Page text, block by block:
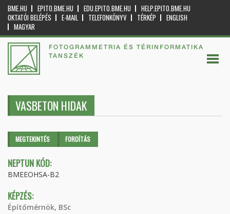
BME.HU EPITO.BME.HU EDU.EPITO.BME.HU
HELP.EPITO.BME.HU
OKTATÓI BELÉPÉS
E-MAIL TELEFONKÖNYV TÉRKÉP
ENGLISH
MAGYAR
FOTOGRAMMETRIA ÉS TÉRINFORMATIKA
TANSZÉK
VASBETON HIDAK
Elsődleges fülek
MEGTEKINTÉS (AKTÍVFORDÍTÁS
NEPTUN KÓD:
BMEEOHSA-B2
KÉPZÉS:
Építőmérnök, BSc